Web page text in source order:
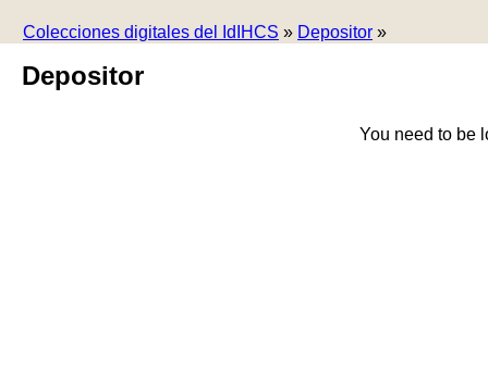
Colecciones digitales del IdIHCS » Depositor »
Depositor
You need to be